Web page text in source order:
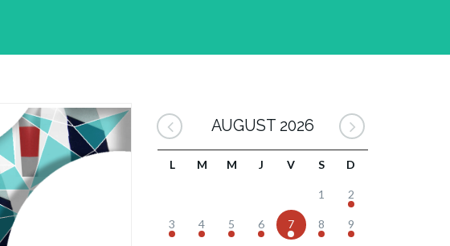
AUGUST 2026
L M M J V S D
1 2
3 4 5 6 7 8 9